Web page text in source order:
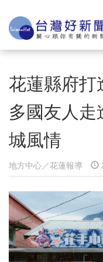
花蓮縣府
多國友人走
城風情
地方中心／花蓮報導